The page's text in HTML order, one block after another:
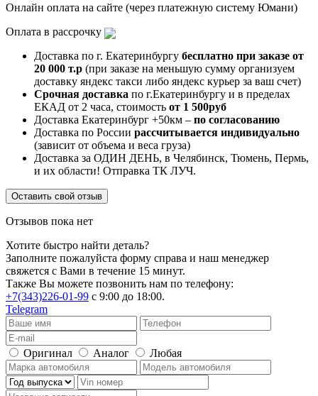
Онлайн оплата на сайте (через платежную систему Юмани)
Оплата в рассрочку
Доставка по г. Екатеринбургу бесплатно при заказе от
20 000 т.р (при заказе на меньшую сумму организуем
доставку яндекс такси либо яндекс курьер за ваш счет)
Срочная доставка по г.Екатеринбургу и в пределах
ЕКАД от 2 часа, стоимость от 1 500руб
Доставка Екатеринбург +50км – по согласованию
Доставка по России рассчитывается индивидуально
(зависит от объема и веса груза)
Доставка за ОДИН ДЕНЬ, в Челябинск, Тюмень, Пермь,
и их области! Отправка ТК ЛУЧ.
Оставить свой отзыв
Отзывов пока нет
Хотите быстро найти деталь?
Заполните пожалуйста форму справа и наш менеджер
свяжется с Вами в течение 15 минут.
Также Вы можете позвонить нам по телефону:
+7(343)226-01-99 с 9:00 до 18:00.
Telegram
Оригинал Аналог Любая